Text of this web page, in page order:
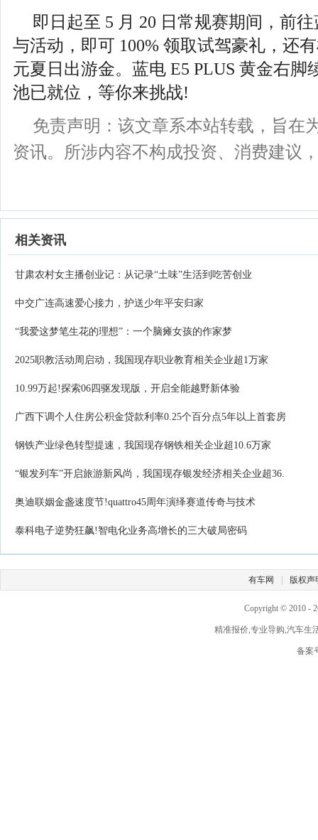
即日起至 5 月 20 日常规赛期间，前
与活动，即可 100% 领取试驾豪礼，还
元夏日出游金。蓝电 E5 PLUS 黄金右脚
池已就位，等你来挑战!
免责声明：该文章系本站转载，旨在
资讯。所涉内容不构成投资、消费建议
相关资讯
甘肃农村女主播创业记：从记录“土味”生活到吃苦创业
中交广连高速爱心接力，护送少年平安归家
“我爱这梦笔生花的理想”：一个脑瘫女孩的作家梦
2025职教活动周启动，我国现存职业教育相关企业超1万家
10.99万起!探索06四驱发现版，开启全能越野新体验
广西下调个人住房公积金贷款利率0.25个百分点5年以上首套房
钢铁产业绿色转型提速，我国现存钢铁相关企业超10.6万家
“银发列车”开启旅游新风尚，我国现存银发经济相关企业超36.
奥迪联姻金盏速度节!quattro45周年演绎赛道传奇与技术
泰科电子逆势狂飙!智电化业务高增长的三大破局密码
有车网 版权声
Copyright © 2010 -
精准报价,专业导购,汽车生
备案